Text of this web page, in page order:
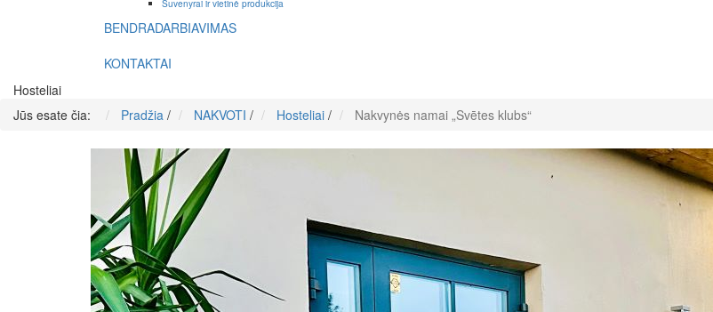
Suvenyrai ir vietinė produkcija
BENDRADARBIAVIMAS
KONTAKTAI
Hosteliai
Jūs esate čia:
Pradžia / NAKVOTI / Hosteliai / Nakvynės namai „Svētes klubs“